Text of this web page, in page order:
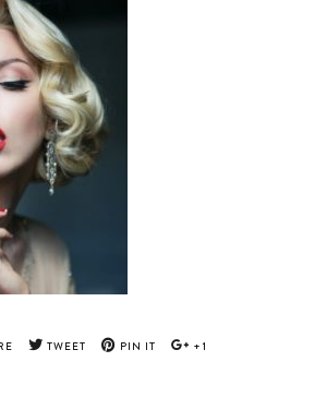
TWEET PIN IT +1